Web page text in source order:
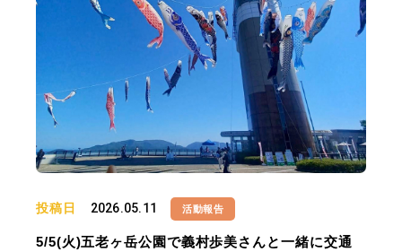
投稿日 2026.05.11 活動報告
5/5(火)五老ヶ岳公園で義村歩美さんと一緒に交通